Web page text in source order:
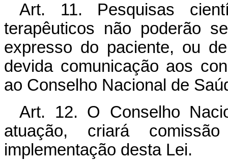
Art. 11. Pesquisas
terapêuticos não poderão
expresso do paciente, ou
devida comunicação aos
ao Conselho Nacional de
Art. 12. O Conselho
atuação, criará
implementação desta Lei.